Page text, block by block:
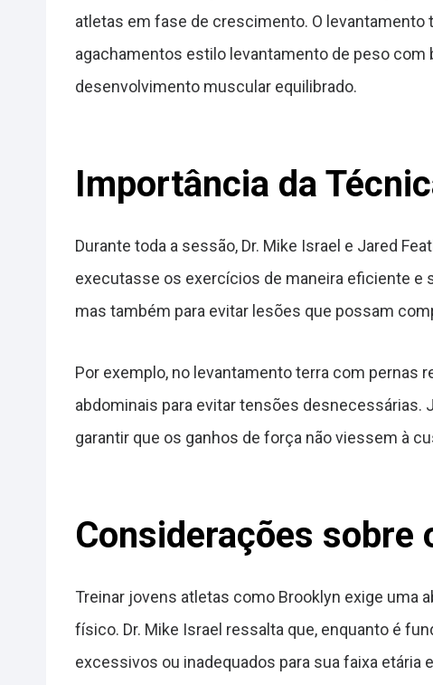
atletas em fase de crescimento. O
agachamentos estilo levantamento de peso
desenvolvimento muscular equilibrado.
Importância da
Durante toda a sessão, Dr. Mike Israel e Jared
executasse os exercícios de maneira eficiente e
mas também para evitar lesões que possam
Por exemplo, no levantamento terra com pernas
abdominais para evitar tensões desnecessárias.
garantir que os ganhos de força não viessem à
Considerações sobre
Treinar jovens atletas como Brooklyn exige uma
físico. Dr. Mike Israel ressalta que, enquanto é
excessivos ou inadequados para sua faixa etária